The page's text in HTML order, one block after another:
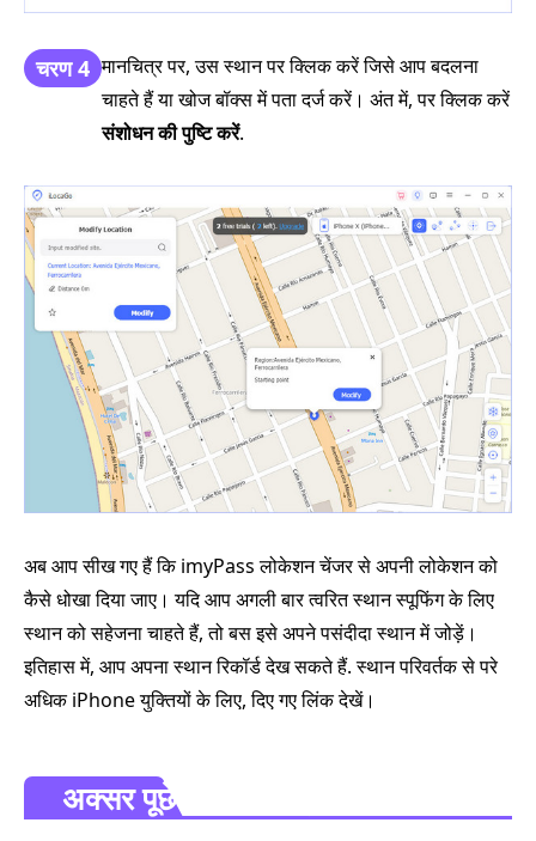
चरण 4 मानचित्र पर, उस स्थान पर क्लिक करें जिसे आप बदलना
चाहते हैं या खोज बॉक्स में पता दर्ज करें। अंत में, पर क्लिक करें
संशोधन की पुष्टि करें.
अब आप सीख गए हैं कि imyPass लोकेशन चेंजर से अपनी लोकेशन को
कैसे धोखा दिया जाए। यदि आप अगली बार त्वरित स्थान स्पूफिंग के लिए
स्थान को सहेजना चाहते हैं, तो बस इसे अपने पसंदीदा स्थान में जोड़ें।
इतिहास में, आप अपना स्थान रिकॉर्ड देख सकते हैं. स्थान परिवर्तक से परे
अधिक iPhone युक्तियों के लिए, दिए गए लिंक देखें।
अक्सर पूछे जाने वाले प्रश्न.